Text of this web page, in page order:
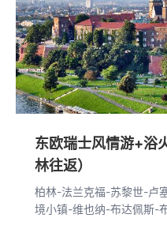
东欧瑞士风情游+浴
林往返）
柏林-法兰克福-苏黎世-卢
境小镇-维也纳-布达佩斯-